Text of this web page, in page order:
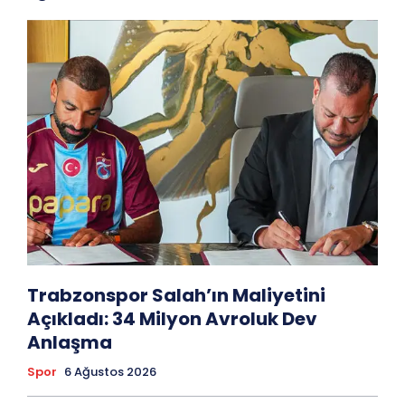
Trabzonspor Salah’ın Maliyetini
Açıkladı: 34 Milyon Avroluk Dev
Anlaşma
Spor 6 Ağustos 2026